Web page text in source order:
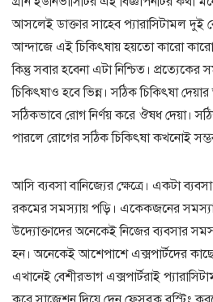
আসলেই ডাক্তার সাহেব প্যারাসিটামল দুই
আন্দাজে এই চিকিৎষায় হয়তো কারো
কিন্তু সবার হবেনা এটা নিশ্চিত। প্রত্যেকের
চিকিৎষাও হবে ভিন্ন। সঠিক চিকিৎষা
সঠিকভাবে রোগ নির্ণয় করে ঔষধ দেয়া।
পারলে রোগের সঠিক চিকিৎষা কখনোই
আসি ব্যবসা বানিজ্যের ক্ষেত্রে। একটা
রকমের সমস্যায় পড়ি। একেকজনের
উদ্যোক্তাদের অনেকেই নিজের ব্যবসার
হন। অনেকেই আশেপাশে এক্সপার্টদের
এখানেই বেশীরভাগ এক্সপার্টরাই